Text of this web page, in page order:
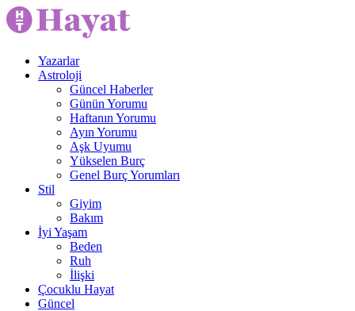
Yazarlar
Astroloji
Güncel Haberler
Günün Yorumu
Haftanın Yorumu
Ayın Yorumu
Aşk Uyumu
Yükselen Burç
Genel Burç Yorumları
Stil
Giyim
Bakım
İyi Yaşam
Beden
Ruh
İlişki
Çocuklu Hayat
Güncel